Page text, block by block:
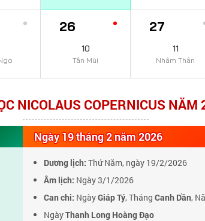
26
10
Tân Mùi
27
11
Nhâm Thân
NICOLAUS COPERNICUS
Ngày 19 tháng 2 năm 2026
Dương lịch: Thứ Năm, ngày 19/2/2026
Âm lịch: Ngày 3/1/2026
Can chi: NgàyGiáp Tý, Tháng Canh Dần,
NgàyThanh Long Hoàng Đạo